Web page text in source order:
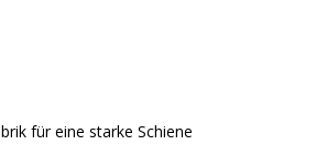
für eine starke Schiene